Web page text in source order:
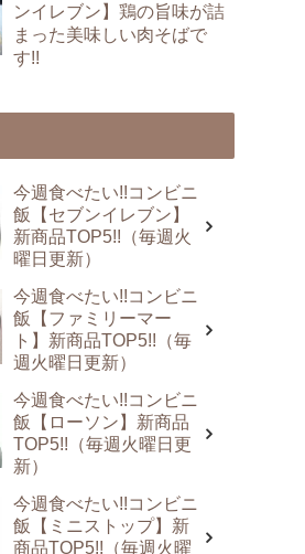
ンイレブン】鶏の旨味が詰
まった美味しい肉そばで
す!!
今週食べたい!!コンビニ
飯【セブンイレブン】
新商品TOP5!!（毎週火
曜日更新）
今週食べたい!!コンビニ
飯【ファミリーマー
ト】新商品TOP5!!（毎
週火曜日更新）
今週食べたい!!コンビニ
飯【ローソン】新商品
TOP5!!（毎週火曜日更
新）
今週食べたい!!コンビニ
飯【ミニストップ】新
商品TOP5!!（毎週火曜